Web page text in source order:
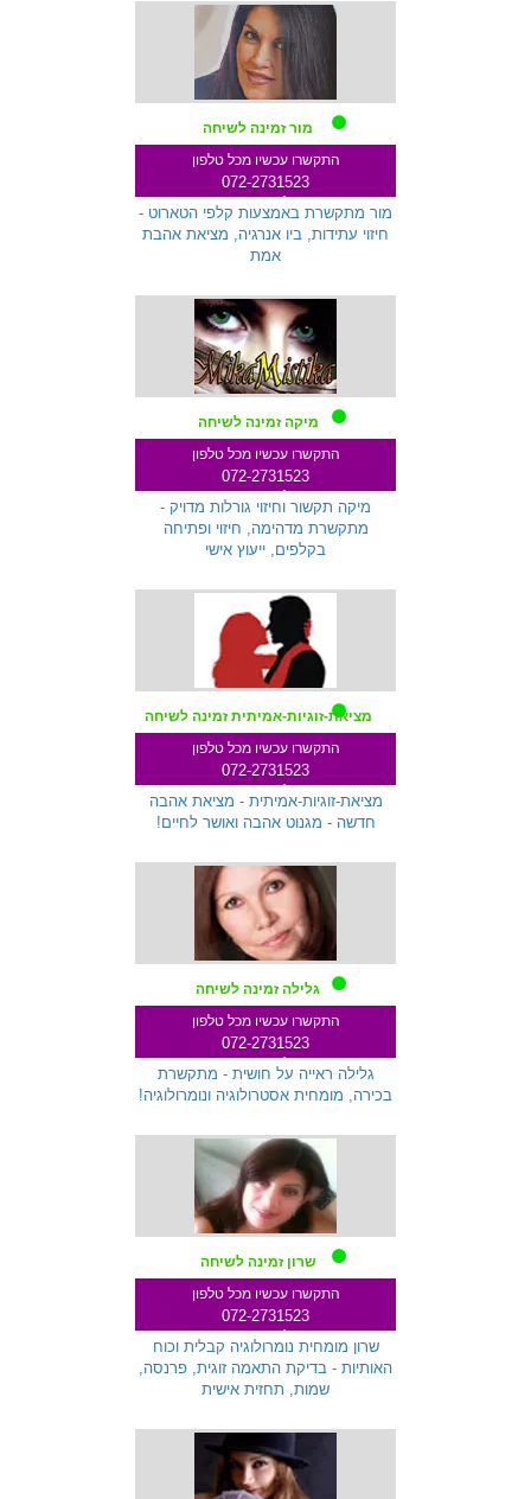
מור זמינה לשיחה
התקשרו עכשיו מכל טלפון
072-2731523
מור מתקשרת באמצעות קלפי הטארוט -
חיזוי עתידות, ביו אנרגיה, מציאת אהבת
אמת
מיקה זמינה לשיחה
התקשרו עכשיו מכל טלפון
072-2731523
מיקה תקשור וחיזוי גורלות מדויק -
מתקשרת מדהימה, חיזוי ופתיחה
בקלפים, ייעוץ אישי
מציאת-זוגיות-אמיתית זמינה לשיחה
התקשרו עכשיו מכל טלפון
072-2731523
מציאת-זוגיות-אמיתית - מציאת אהבה
חדשה - מגנוט אהבה ואושר לחיים!
גלילה זמינה לשיחה
התקשרו עכשיו מכל טלפון
072-2731523
שלוחה 712
גלילה ראייה על חושית - מתקשרת
בכירה, מומחית אסטרולוגיה ונומרולוגיה!
שרון זמינה לשיחה
התקשרו עכשיו מכל טלפון
072-2731523
שלוחה 233
שרון מומחית נומרולוגיה קבלית וכוח
האותיות - בדיקת התאמה זוגית, פרנסה,
שמות, תחזית אישית